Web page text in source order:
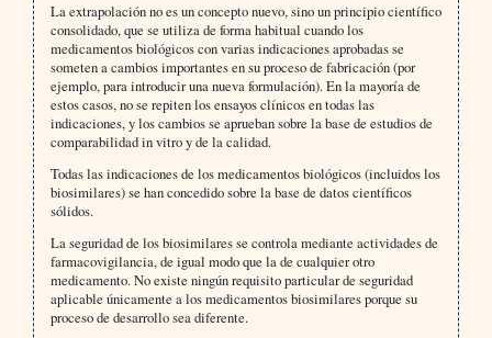
La extrapolación no es un concepto nuevo, sino un principio científico
consolidado, que se utiliza de forma habitual cuando los
medicamentos biológicos con varias indicaciones aprobadas se
someten a cambios importantes en su proceso de fabricación (por
ejemplo, para introducir una nueva formulación). En la mayoría de
estos casos, no se repiten los ensayos clínicos en todas las
indicaciones, y los cambios se aprueban sobre la base de estudios de
comparabilidad in vitro y de la calidad.
Todas las indicaciones de los medicamentos biológicos (incluidos los
biosimilares) se han concedido sobre la base de datos científicos
sólidos.
La seguridad de los biosimilares se controla mediante actividades de
farmacovigilancia, de igual modo que la de cualquier otro
medicamento. No existe ningún requisito particular de seguridad
aplicable únicamente a los medicamentos biosimilares porque su
proceso de desarrollo sea diferente.